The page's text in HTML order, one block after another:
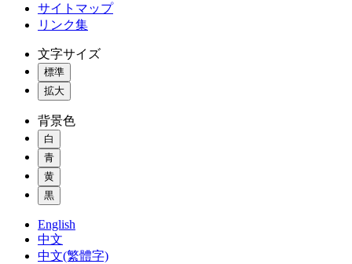
サイトマップ
リンク集
文字サイズ
標準
拡大
背景色
白
青
黄
黒
English
中文
中文(繁體字)